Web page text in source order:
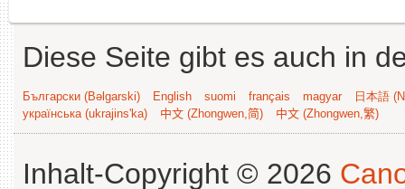
Diese Seite gibt es auch in
Български (Bəlgarski) English suomi français magyar
日本語
українська (ukrajins'ka)
中文 (Zhongwen,简) 中文 (Zhongwen,繁)
Inhalt-Copyright © 2026